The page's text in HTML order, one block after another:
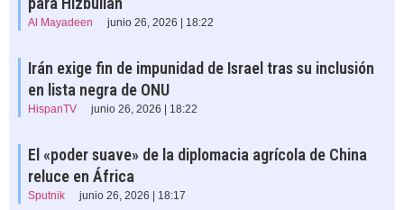
Al Mayadeen junio 26, 2026 | 18:22
Irán exige fin de impunidad de Israel tras su inclusión
en lista negra de ONU
HispanTV junio 26, 2026 | 18:22
El «poder suave» de la diplomacia agrícola de China
reluce en África
Sputnik junio 26, 2026 | 18:17